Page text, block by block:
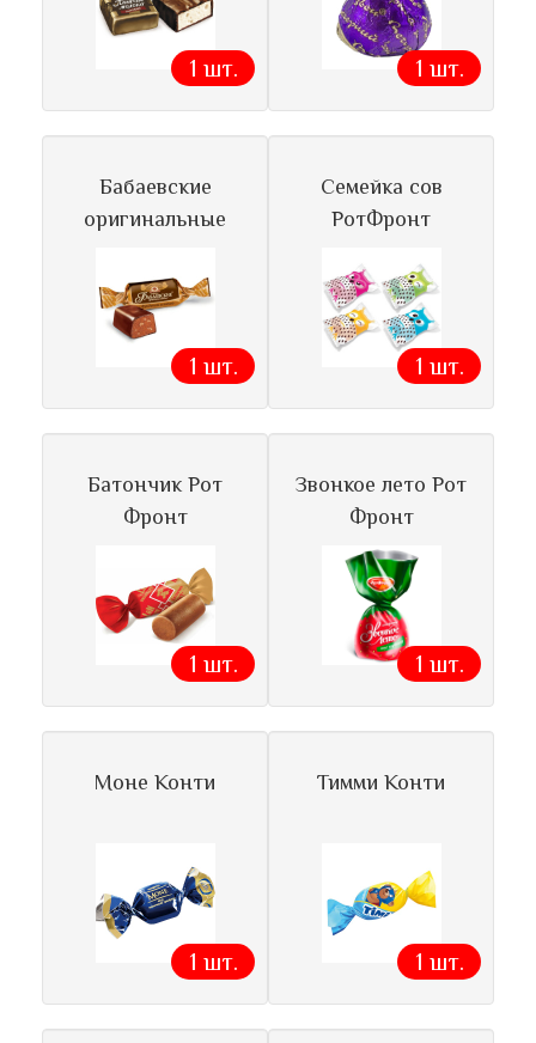
1 шт. 1 шт.
Бабаевские
оригинальные
1 шт.
Семейка сов
РотФронт
1 шт.
Батончик Рот
Фронт
1 шт.
Звонкое лето Рот
Фронт
1 шт.
Моне Конти
1 шт.
Тимми Конти
1 шт.